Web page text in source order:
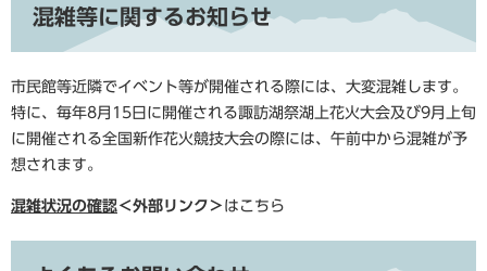
混雑等に関するお知らせ
市民館等近隣でイベント等が開催される際には、大変混雑します。
特に、毎年8月15日に開催される諏訪湖祭湖上花火大会及び9月上旬
に開催される全国新作花火競技大会の際には、午前中から混雑が予
想されます。
混雑状況の確認＜外部リンク＞ はこちら